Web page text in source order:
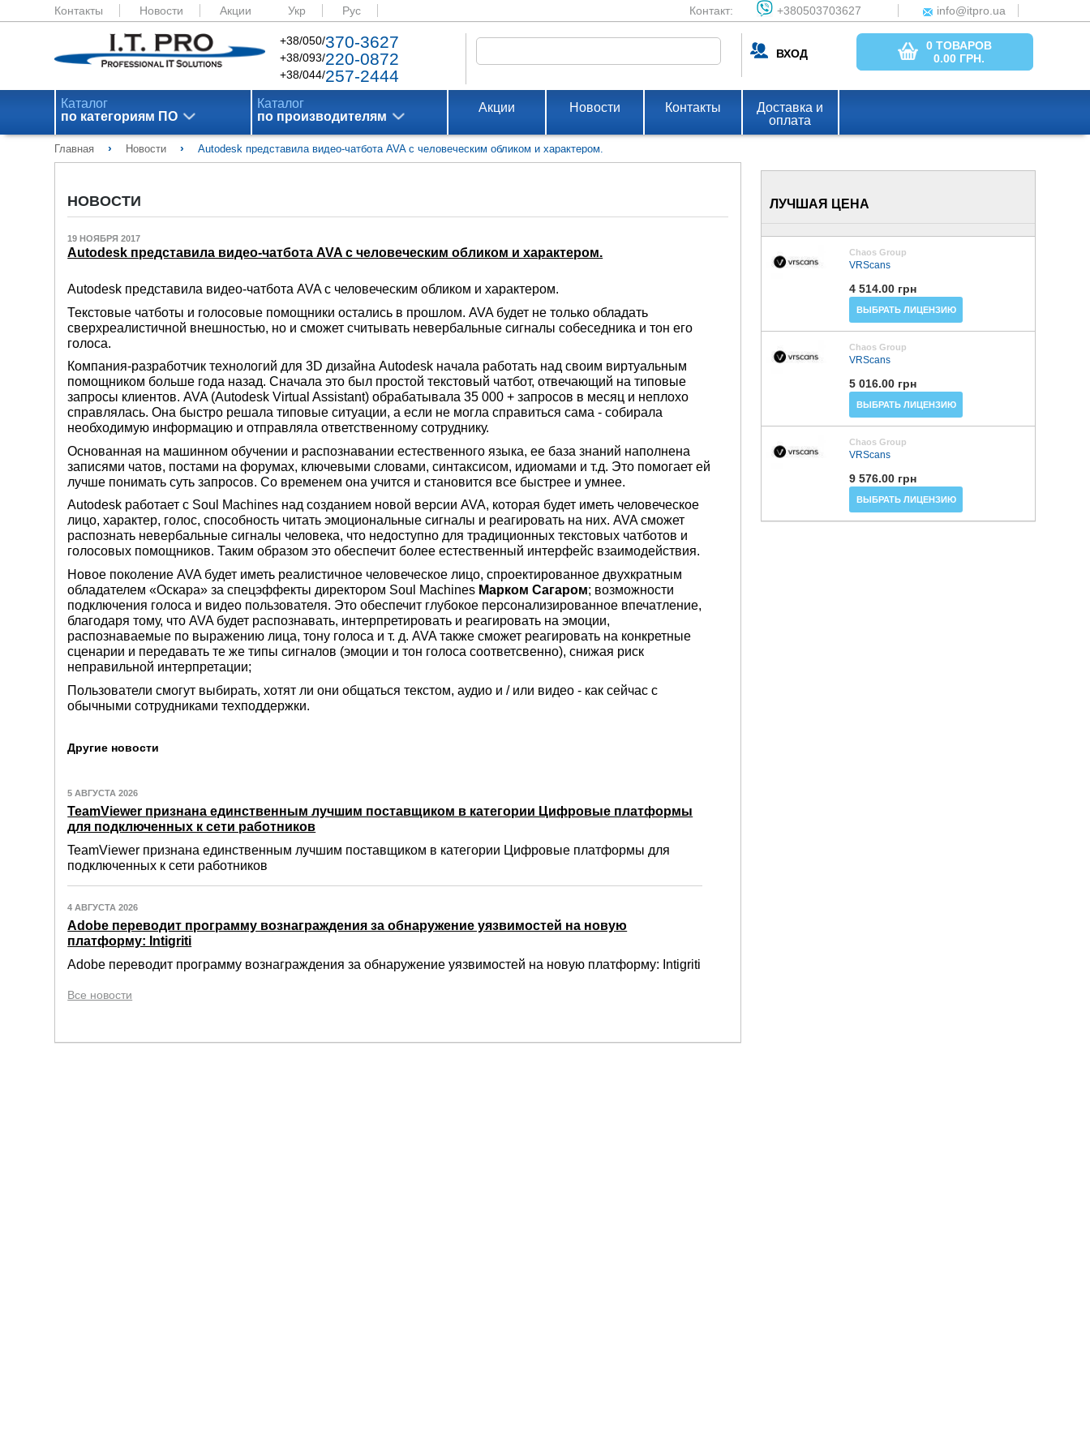
Контакты Новости Акции Укр Рус Контакт: +380503703627 info@itpro.ua
+38/050/370-3627
+38/093/220-0872
+38/044/257-2444
ВХОД
0 ТОВАРОВ
0.00 ГРН.
Каталог
по категориям ПО
Каталог
по производителям
Акции Новости Контакты
Доставка и
оплата
Главная › Новости › Autodesk представила видео-чатбота AVA с человеческим обликом и характером.
НОВОСТИ
19 НОЯБРЯ 2017
Autodesk представила видео-чатбота AVA с человеческим обликом и характером.
Autodesk представила видео-чатбота AVA с человеческим обликом и характером.
Текстовые чатботы и голосовые помощники остались в прошлом. AVA будет не только обладать
сверхреалистичной внешностью, но и сможет считывать невербальные сигналы собеседника и тон его
голоса.
Компания-разработчик технологий для 3D дизайна Autodesk начала работать над своим виртуальным
помощником больше года назад. Сначала это был простой текстовый чатбот, отвечающий на типовые
запросы клиентов. AVA (Autodesk Virtual Assistant) обрабатывала 35 000 + запросов в месяц и неплохо
справлялась. Она быстро решала типовые ситуации, а если не могла справиться сама - собирала
необходимую информацию и отправляла ответственному сотруднику.
Основанная на машинном обучении и распознавании естественного языка, ее база знаний наполнена
записями чатов, постами на форумах, ключевыми словами, синтаксисом, идиомами и т.д. Это помогает ей
лучше понимать суть запросов. Со временем она учится и становится все быстрее и умнее.
Autodesk работает с Soul Machines над созданием новой версии AVA, которая будет иметь человеческое
лицо, характер, голос, способность читать эмоциональные сигналы и реагировать на них. AVA сможет
распознать невербальные сигналы человека, что недоступно для традиционных текстовых чатботов и
голосовых помощников. Таким образом это обеспечит более естественный интерфейс взаимодействия.
Новое поколение AVA будет иметь реалистичное человеческое лицо, спроектированное двухкратным
обладателем «Оскара» за спецэффекты директором Soul Machines Марком Сагаром; возможности
подключения голоса и видео пользователя. Это обеспечит глубокое персонализированное впечатление,
благодаря тому, что AVA будет распознавать, интерпретировать и реагировать на эмоции,
распознаваемые по выражению лица, тону голоса и т. д. AVA также сможет реагировать на конкретные
сценарии и передавать те же типы сигналов (эмоции и тон голоса соответсвенно), снижая риск
неправильной интерпретации;
Пользователи смогут выбирать, хотят ли они общаться текстом, аудио и / или видео - как сейчас с
обычными сотрудниками техподдержки.
Другие новости
5 АВГУСТА 2026
TeamViewer признана единственным лучшим поставщиком в категории Цифровые платформы
для подключенных к сети работников
TeamViewer признана единственным лучшим поставщиком в категории Цифровые платформы для
подключенных к сети работников
4 АВГУСТА 2026
Adobe переводит программу вознаграждения за обнаружение уязвимостей на новую
платформу: Intigriti
Adobe переводит программу вознаграждения за обнаружение уязвимостей на новую платформу: Intigriti
Все новости
ЛУЧШАЯ ЦЕНА
Chaos Group
VRScans
4 514.00 грн
ВЫБРАТЬ ЛИЦЕНЗИЮ
Chaos Group
VRScans
5 016.00 грн
ВЫБРАТЬ ЛИЦЕНЗИЮ
Chaos Group
VRScans
9 576.00 грн
ВЫБРАТЬ ЛИЦЕНЗИЮ